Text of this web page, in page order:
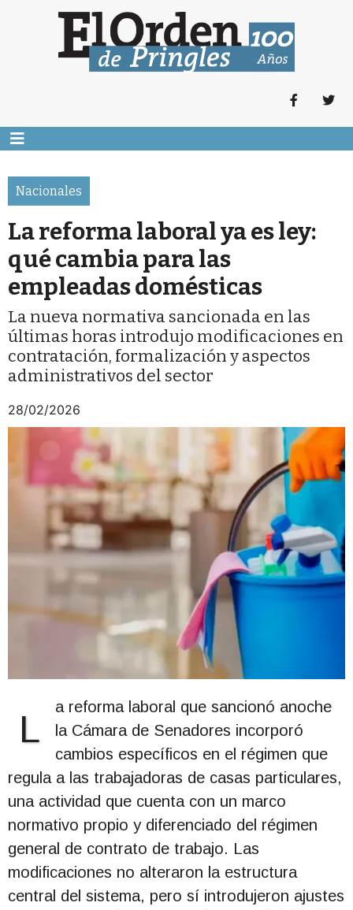
Nacionales
La reforma laboral ya es ley:
qué cambia para las
empleadas domésticas
La nueva normativa sancionada en las
últimas horas introdujo modificaciones en
contratación, formalización y aspectos
administrativos del sector
28/02/2026
L
a reforma laboral que sancionó anoche
la Cámara de Senadores incorporó
cambios específicos en el régimen que
regula a las trabajadoras de casas particulares,
una actividad que cuenta con un marco
normativo propio y diferenciado del régimen
general de contrato de trabajo. Las
modificaciones no alteraron la estructura
central del sistema, pero sí introdujeron ajustes